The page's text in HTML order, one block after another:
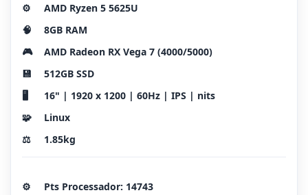
⚙️
AMD Ryzen 5 5625U
🧠
8GB RAM
🎮
AMD Radeon RX Vega 7 (4000/5000)
💾
512GB SSD
🖥️
16" | 1920 x 1200 | 60Hz | IPS | nits
🧩
Linux
⚖️
1.85kg
⚙️
Pts Processador: 14743